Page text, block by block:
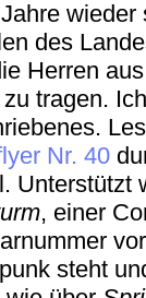
wieder
des
Herren
tragen.
Nr. 40
Unterstützt
, einer
steht